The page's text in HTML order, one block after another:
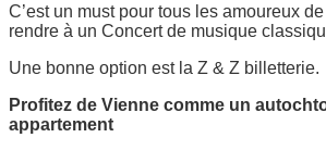
C’est un must pour tous les amoureux
rendre à un Concert de musique
Une bonne option est la Z & Z billetterie.
Profitez de Vienne comme un
appartement